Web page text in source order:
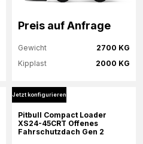
Preis auf Anfrage
2700 KG
Gewicht
2000 KG
Kipplast
Mehr Informationen
Jetzt konfigurieren
Jetzt konfigurieren
Pitbull Compact Loader
XS24-45CRT Offenes
Fahrschutzdach Gen 2